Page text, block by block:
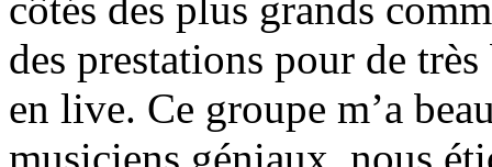
des prestations pour de
en live. Ce groupe m’a
musiciens géniaux, nous